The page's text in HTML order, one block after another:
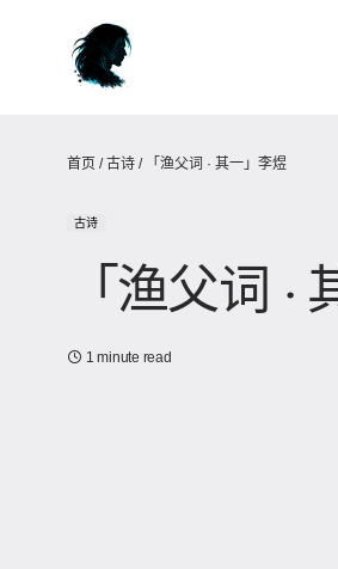
首页 /古诗 / 「渔父词 · 其一」李煜
古诗
「渔父词 ·
1 minute read